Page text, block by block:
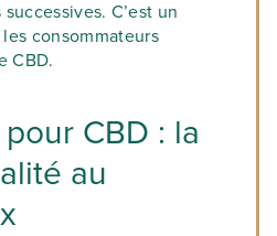
C’est un
consommateurs
CBD.
CBD : la
au